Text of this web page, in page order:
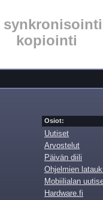
synkronisointi
kopiointi
Osiot:
Uutiset
Arvostelut
Päivän diili
Ohjelmien
Mobiilialan
Hardware.fi